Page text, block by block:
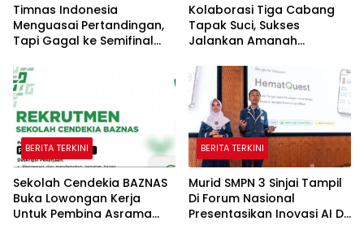
Timnas Indonesia
Menguasai Pertandingan,
Tapi Gagal ke Semifinal
Kolaborasi Tiga Cabang
Tapak Suci, Sukses
Jalankan Amanah
Gubernur Sulawesi Selatan
BERITA TERKINI
Sekolah Cendekia BAZNAS
Buka Lowongan Kerja
Untuk Pembina Asrama
BERITA TERKINI
Murid SMPN 3 Sinjai Tampil
Di Forum Nasional
Presentasikan Inovasi AI Di